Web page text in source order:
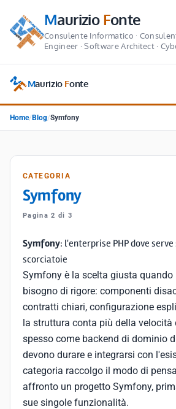
MaurizioFonte
Consulente Informatico ·
Engineer · Software Architect ·
Maurizio Fonte
Home/ Blog/Symfony
CATEGORIA
Symfony
Pagina 2 di 3
Symfony: l'enterprise PHP dove
scorciatoie
Symfony è la scelta giusta quando
bisogno di rigore: componenti
contratti chiari, configurazione
la struttura conta più della velocità
spesso come backend di dominio
devono durare e integrarsi con
categoria raccolgo il modo di
affronto un progetto Symfony,
sue singole funzionalità.